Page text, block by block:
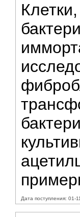
Дата поступления: 01-